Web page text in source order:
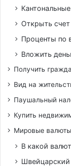
Открыть
Проценты по
Вложить
Получить
Вид на
Паушальный
Купить
Мировые валюты
В какой